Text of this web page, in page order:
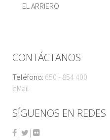
EL ARRIERO
CONTÁCTANOS
Teléfono: 650 - 854 400
eMail
SÍGUENOS EN REDES
| |